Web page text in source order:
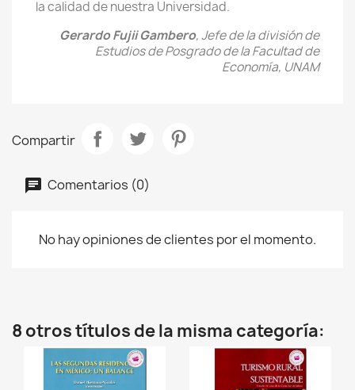
la calidad de nuestra Universidad.
Gerardo Fujii Gambero, Jefe de la división de
Estudios de Posgrado de la Facultad de
Economía, UNAM
Compartir
Comentarios (0)
No hay opiniones de clientes por el momento.
8 otros títulos de la misma categoría: